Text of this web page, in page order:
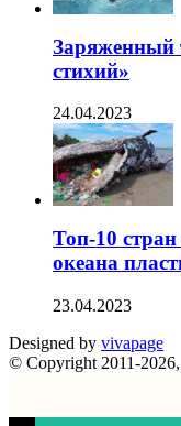
Заряженный
стихий»
24.04.2023
Топ-10
океана
23.04.2023
Designed by vivapage
© Copyright 2011-